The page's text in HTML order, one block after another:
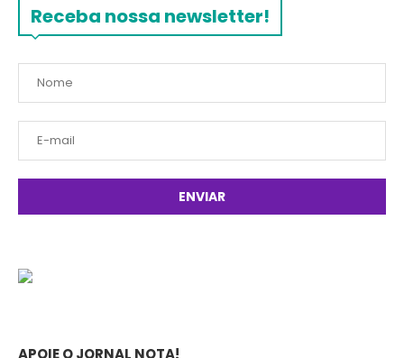
Receba nossa newsletter!
APOIE O JORNAL NOTA!